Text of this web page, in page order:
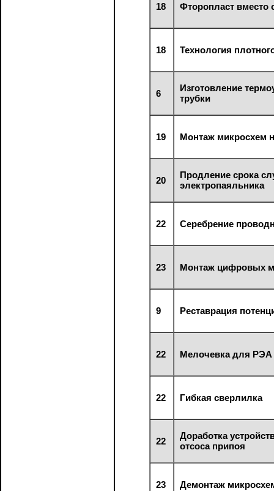
18 Фторопласт
18 Технология
6
Изготовление
трубки
19 Монтаж микросхем
20
Продление срока
электропаяльника
22 Серебрение
23 Монтаж цифровых
9 Реставрация
22 Мелочевка для РЭА
22 Гибкая сверлилка
22
Доработка
отсоса припоя
23 Демонтаж